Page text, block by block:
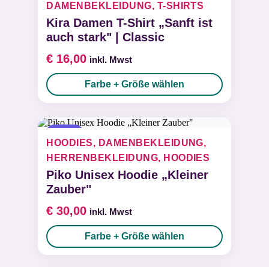
E-Mail*
Alternative:
DAMENBEKLEIDUNG, T-SHIRTS
Kira Damen T-Shirt „Sanft ist
auch stark" | Classic
€ 16,00 inkl. Mwst
Farbe + Größe wählen
HOODIES, DAMENBEKLEIDUNG,
HERRENBEKLEIDUNG, HOODIES
Piko Unisex Hoodie „Kleiner
Zauber"
€ 30,00 inkl. Mwst
Farbe + Größe wählen